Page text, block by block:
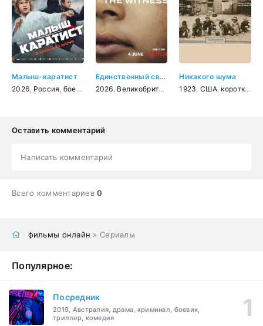
Малыш-каратист
2026 Россия боевик драма ,спорт,семейный
Единственный свидетель
2026 Великобритания ,США ,драма,криминал
Никакого шума
1923 США, короткометражка
Оставить комментарий
Написать комментарий
Всего комментариев0
фильмы онлайн » Сериалы
Популярное:
Посредник
2019, Австралия, драма, криминал, боевик,
триллер, комедия